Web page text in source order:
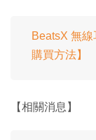
BeatsX 無
購買方法】
【相關消息】